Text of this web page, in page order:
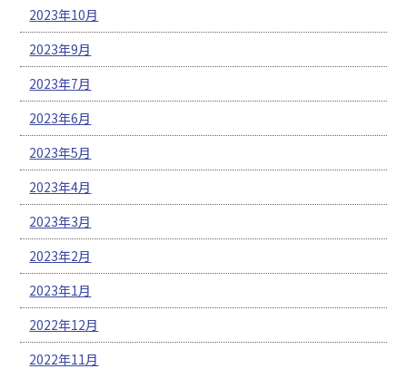
2023年10月
2023年9月
2023年7月
2023年6月
2023年5月
2023年4月
2023年3月
2023年2月
2023年1月
2022年12月
2022年11月